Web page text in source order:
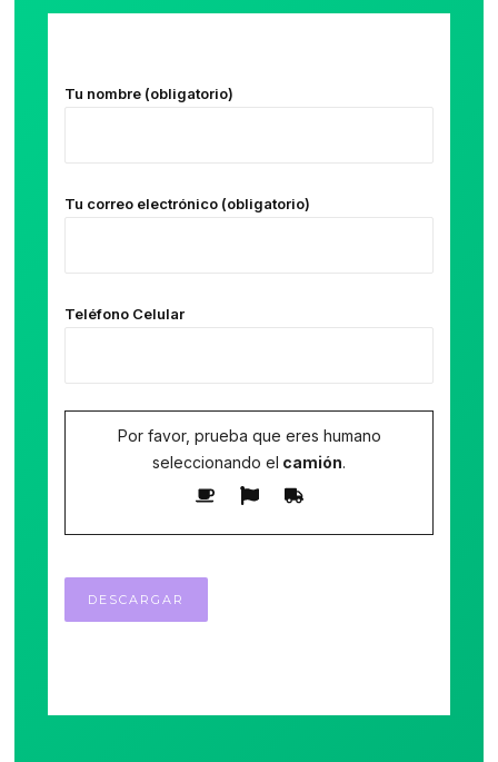
Tu nombre (obligatorio)
Tu correo electrónico (obligatorio)
Teléfono Celular
Por favor, prueba que eres humano
seleccionando el camión.